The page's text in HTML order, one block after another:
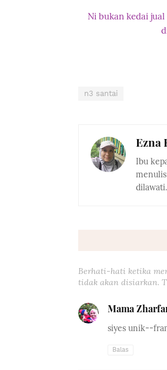
Ni bukan kedai
n3 santai
Ezna
Ibu
dilawati.
Berhati-hati ketika
tidak akan disiarkan.
Mama
siyes unik--
Balas